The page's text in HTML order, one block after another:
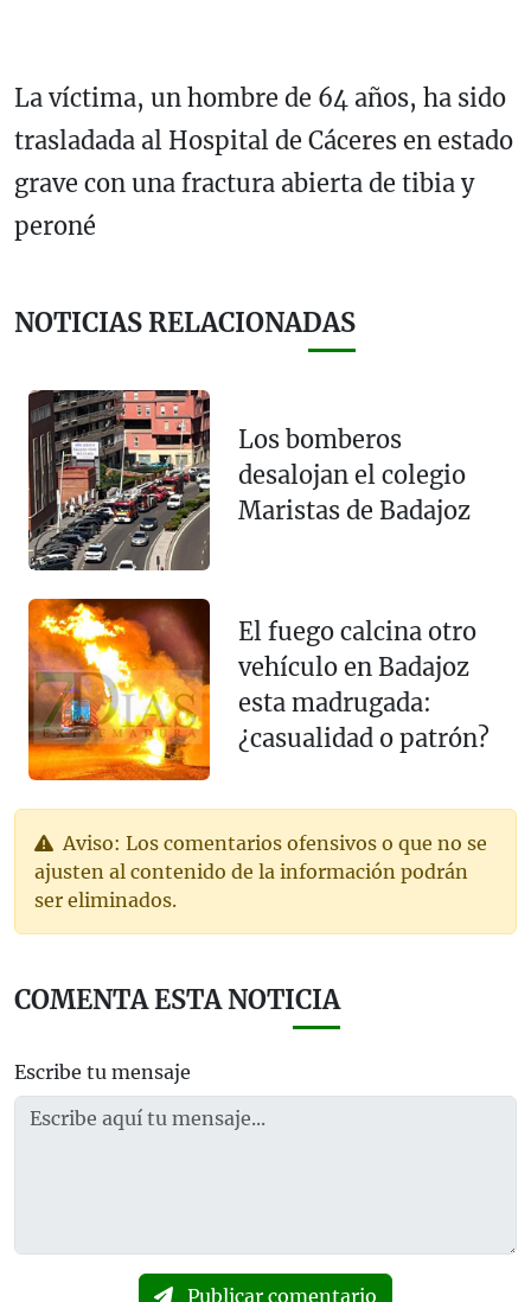
La víctima, un hombre de 64 años, ha sido
trasladada al Hospital de Cáceres en estado
grave con una fractura abierta de tibia y
peroné
NOTICIAS RELACIONADAS
Los bomberos
desalojan el colegio
Maristas de Badajoz
El fuego calcina otro
vehículo en Badajoz
esta madrugada:
¿casualidad o patrón?
Aviso: Los comentarios ofensivos o que no se
ajusten al contenido de la información podrán
ser eliminados.
COMENTA ESTA NOTICIA
Escribe tu mensaje
Publicar comentario